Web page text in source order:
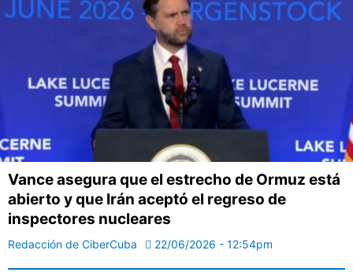
Vance asegura que el estrecho de Ormuz está
abierto y que Irán aceptó el regreso de
inspectores nucleares
Redacción de CiberCuba 22/06/2026 - 12:54pm